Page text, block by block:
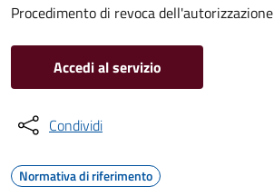
Procedimento di revoca dell'autorizzazione
Accedi al servizio
Condividi
Normativa di riferimento